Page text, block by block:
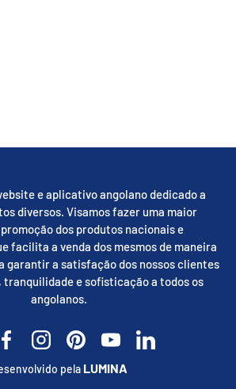
e aplicativo angolano dedicado a
diversos. Visamos fazer uma maior
dos produtos nacionais e
facilita a venda dos mesmos de maneira
garantir a satisfação dos nossos clientes
e sofisticação a todos os
angolanos.
FacebookInstagramPinterestYouTubeLinkedin
pela LUMINA